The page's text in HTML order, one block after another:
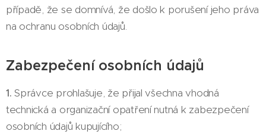
případě, že se domnívá, že došlo k porušení jeho práva
na ochranu osobních údajů.
Zabezpečení osobních údajů
1. Správce prohlašuje, že přijal všechna vhodná
technická a organizační opatření nutná k zabezpečení
osobních údajů kupujícího;